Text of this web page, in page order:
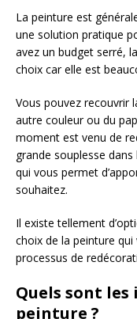
La peinture est
une solution pratique
avez un budget serré,
choix car elle est
Vous pouvez recouvrir
autre couleur ou du
moment est venu de
grande souplesse dans
qui vous permet
souhaitez.
Il existe tellement
choix de la peinture
processus de
Quels sont
peinture ?